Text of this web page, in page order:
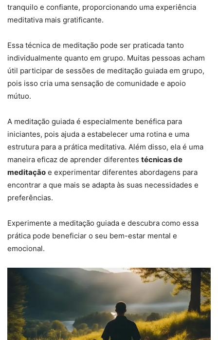
tranquilo e confiante, proporcionando uma experiência
meditativa mais gratificante.
Essa técnica de meditação pode ser praticada tanto
individualmente quanto em grupo. Muitas pessoas acham
útil participar de sessões de meditação guiada em grupo,
pois isso cria uma sensação de comunidade e apoio
mútuo.
A meditação guiada é especialmente benéfica para
iniciantes, pois ajuda a estabelecer uma rotina e uma
estrutura para a prática meditativa. Além disso, ela é uma
maneira eficaz de aprender diferentes técnicas de
meditação e experimentar diferentes abordagens para
encontrar a que mais se adapta às suas necessidades e
preferências.
Experimente a meditação guiada e descubra como essa
prática pode beneficiar o seu bem-estar mental e
emocional.